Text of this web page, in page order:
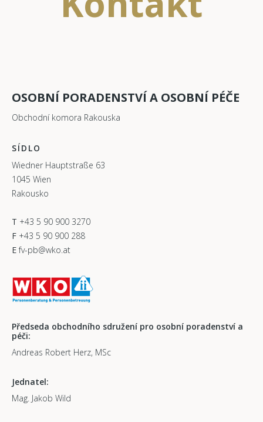
OSOBNÍ PORADENSTVÍ A OSOBNÍ PÉČE
Obchodní komora Rakouska
SÍDLO
Wiedner Hauptstraße 63
1045 Wien
Rakousko
T +43 5 90 900 3270
F +43 5 90 900 288
Efv-pb@wko.at
Předseda obchodního sdružení pro osobní poradenství a
péči:
Andreas Robert Herz, MSc
Jednatel:
Mag. Jakob Wild